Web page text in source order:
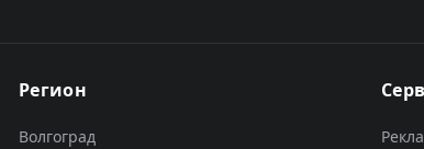
Регион
Волгоград